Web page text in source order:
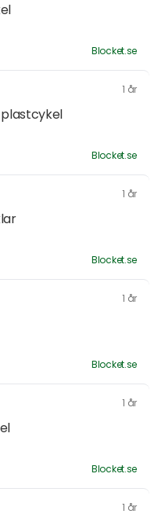
Blocket.se
1 år
Blocket.se
1 år
Blocket.se
1 år
Blocket.se
1 år
Blocket.se
1 år